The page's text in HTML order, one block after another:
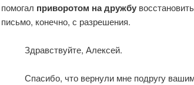
помогал приворотом на дружбу
письмо, конечно, с разрешения.
Здравствуйте, Алексей.
Спасибо, что вернули мне подругу